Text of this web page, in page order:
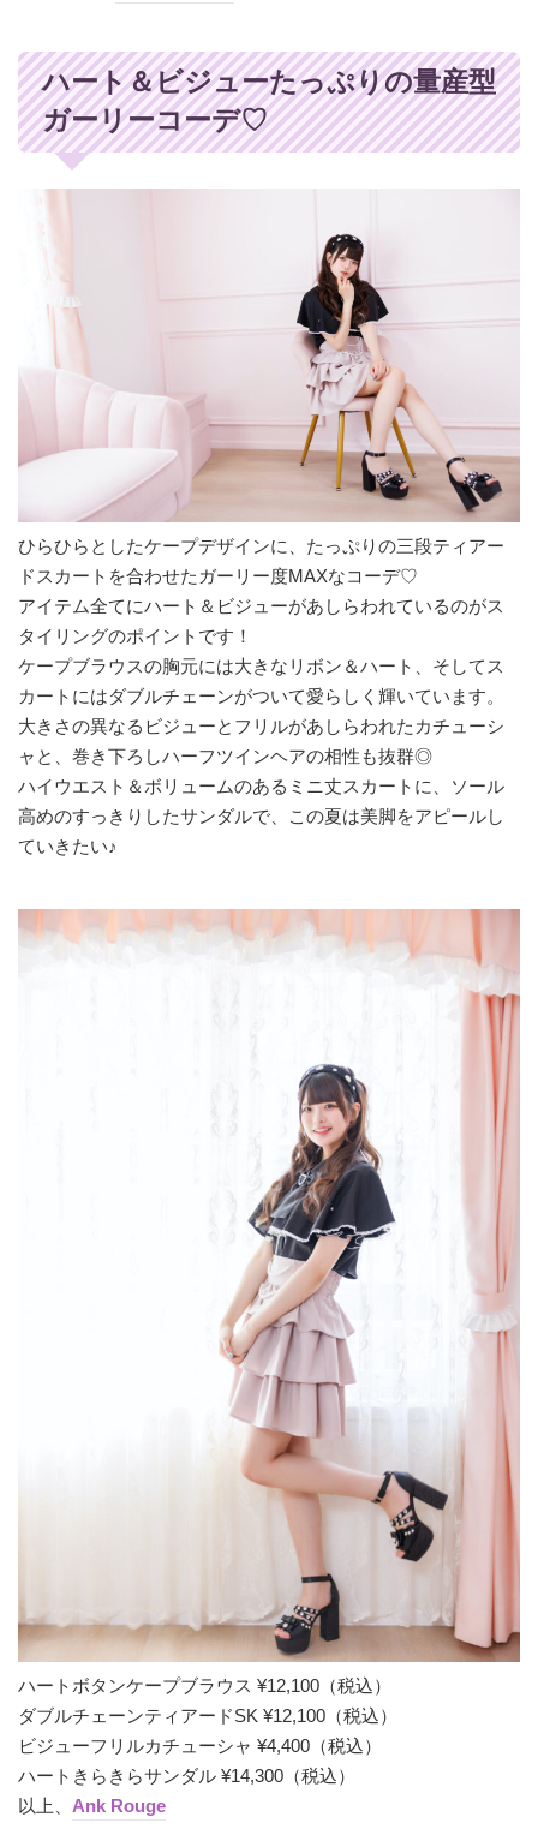
ハート＆ビジューたっぷりの量産型
ガーリーコーデ♡
ひらひらとしたケープデザインに、たっぷりの三段ティアー
ドスカートを合わせたガーリー度MAXなコーデ♡
アイテム全てにハート＆ビジューがあしらわれているのがス
タイリングのポイントです！
ケープブラウスの胸元には大きなリボン＆ハート、そしてス
カートにはダブルチェーンがついて愛らしく輝いています。
大きさの異なるビジューとフリルがあしらわれたカチューシ
ャと、巻き下ろしハーフツインヘアの相性も抜群◎
ハイウエスト＆ボリュームのあるミニ丈スカートに、ソール
高めのすっきりしたサンダルで、この夏は美脚をアピールし
ていきたい♪
ハートボタンケープブラウス ¥12,100（税込）
ダブルチェーンティアードSK ¥12,100（税込）
ビジューフリルカチューシャ ¥4,400（税込）
ハートきらきらサンダル ¥14,300（税込）
以上、 Ank Rouge